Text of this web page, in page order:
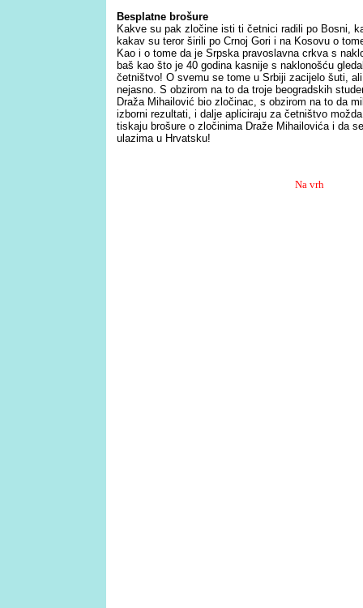
Besplatne brošure
Kakve su pak zločine isti ti četnici radili po Bosni,
kakav su teror širili po Crnoj Gori i na Kosovu o
Kao i o tome da je Srpska pravoslavna crkva s
baš kao što je 40 godina kasnije s naklonošću
četništvo! O svemu se tome u Srbiji zacijelo šuti,
nejasno. S obzirom na to da troje beogradskih
Draža Mihailović bio zločinac, s obzirom na to da
izborni rezultati, i dalje apliciraju za četništvo
tiskaju brošure o zločinima Draže Mihailovića i da
ulazima u Hrvatsku!
Na vrh